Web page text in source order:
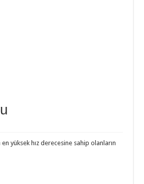
yüksek hız derecesine sahip olanların